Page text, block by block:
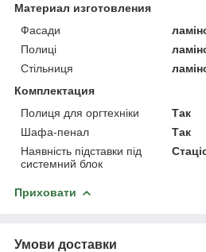
Материал изготовления
Фасади
Полиці
Стільниця
Комплектация
Полиця для оргтехніки
Так
Шафа-пенал
Так
Наявність підставки під
системний блок
Приховати
Умови доставки